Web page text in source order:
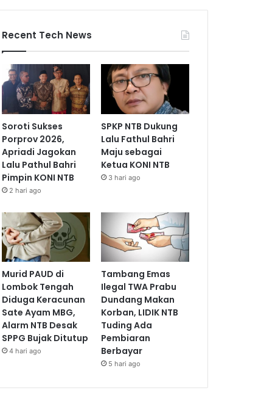
Recent Tech News
Soroti Sukses
Porprov 2026,
Apriadi Jagokan
Lalu Pathul Bahri
Pimpin KONI NTB
2 hari ago
SPKP NTB Dukung
Lalu Fathul Bahri
Maju sebagai
Ketua KONI NTB
3 hari ago
Murid PAUD di
Lombok Tengah
Diduga Keracunan
Sate Ayam MBG,
Alarm NTB Desak
SPPG Bujak Ditutup
4 hari ago
Tambang Emas
Ilegal TWA Prabu
Dundang Makan
Korban, LIDIK NTB
Tuding Ada
Pembiaran
Berbayar
5 hari ago